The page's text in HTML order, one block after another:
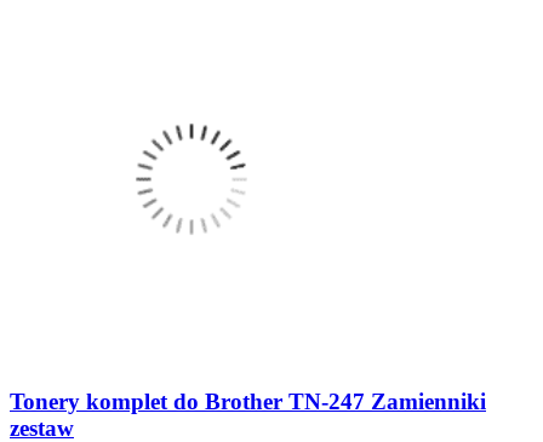
Tonery komplet do Brother TN-247 Zamienniki
zestaw